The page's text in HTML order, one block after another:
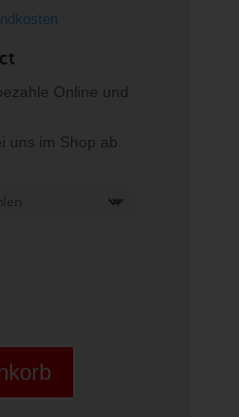
Online und
uns im Shop ab.